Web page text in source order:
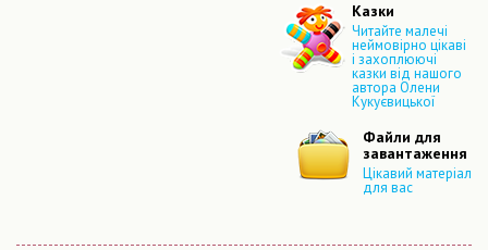
Казки
Читайте малечі
неймовірно цікаві
і захоплюючі
казки від нашого
автора Олени
Кукуєвицької
Файли для
завантаження
Цікавий матеріал
для вас